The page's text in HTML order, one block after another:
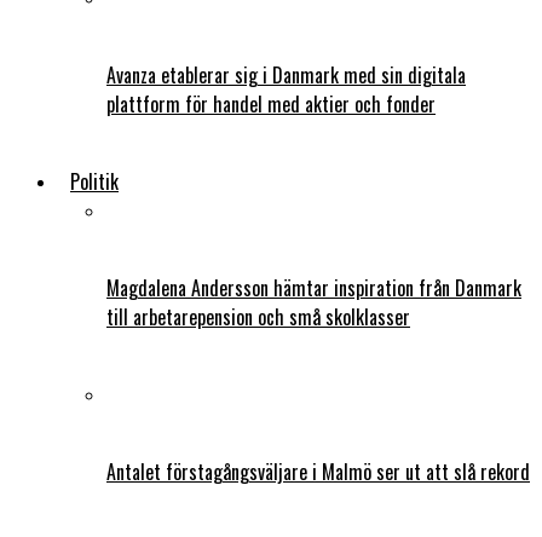
Avanza etablerar sig i Danmark med sin digitala
plattform för handel med aktier och fonder
Politik
Magdalena Andersson hämtar inspiration från Danmark
till arbetarepension och små skolklasser
Antalet förstagångsväljare i Malmö ser ut att slå rekord